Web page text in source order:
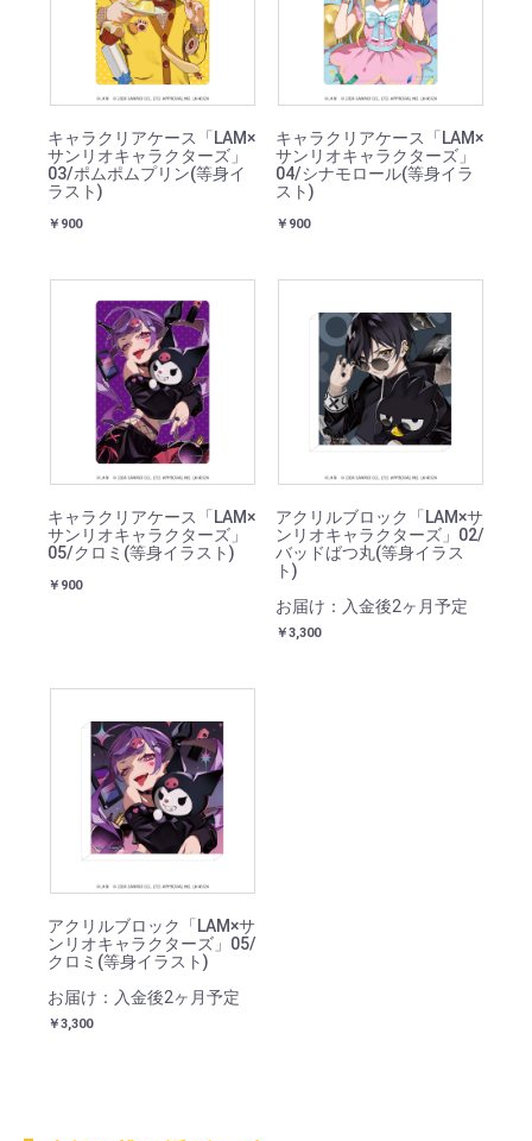
キャラクリアケース「LAM×
サンリオキャラクターズ」
03/ポムポムプリン(等身イ
ラスト)
￥900
キャラクリアケース「LAM×
サンリオキャラクターズ」
04/シナモロール(等身イラ
スト)
￥900
キャラクリアケース「LAM×
サンリオキャラクターズ」
05/クロミ(等身イラスト)
￥900
アクリルブロック「LAM×サ
ンリオキャラクターズ」02/
バッドばつ丸(等身イラス
ト)
お届け：入金後2ヶ月予定
￥3,300
アクリルブロック「LAM×サ
ンリオキャラクターズ」05/
クロミ(等身イラスト)
お届け：入金後2ヶ月予定
￥3,300